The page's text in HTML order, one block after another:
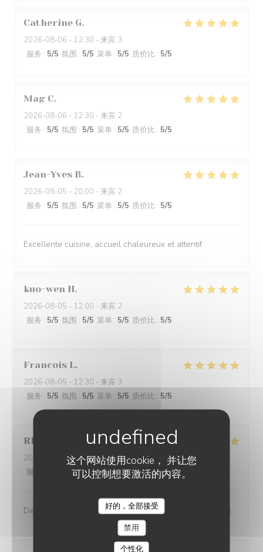
这个网站使用cookie， 并让您
可以控制想要激活的内容。
好的，全部接受
禁用
个性化
Catherine G
2026-08-06 - 12:30 - 来宾 3
服务 : 5/5 氛围 : 5/5 菜单 : 5/5 质价比 : 5/5
Mag C
2026-08-06 - 12:30 - 来宾 2
服务 : 5/5 氛围 : 5/5 菜单 : 5/5 质价比 : 5/5
Jean-Yves B
2026-08-05 - 20:00 - 来宾 2
服务 : 5/5 氛围 : 5/5 菜单 : 5/5 质价比 : 5/5
Excellente cuisine, accueil chaleureux et attentif.
kuo-wen H
2026-08-05 - 12:00 - 来宾 2
服务 : 5/5 氛围 : 5/5 菜单 : 5/5 质价比 : 5/5
Francois L
2026-08-05 - 12:30 - 来宾 3
服务 : 5/5 氛围 : 5/5 菜单 : 5/5 质价比 : 5/5
RD
2026-08-05- 13:45 - 来宾 3
服务
氛围:5/5 菜单:5/5 质价比:5/5
Des saveurs francs et vifs, un restaurant de haut niveau.